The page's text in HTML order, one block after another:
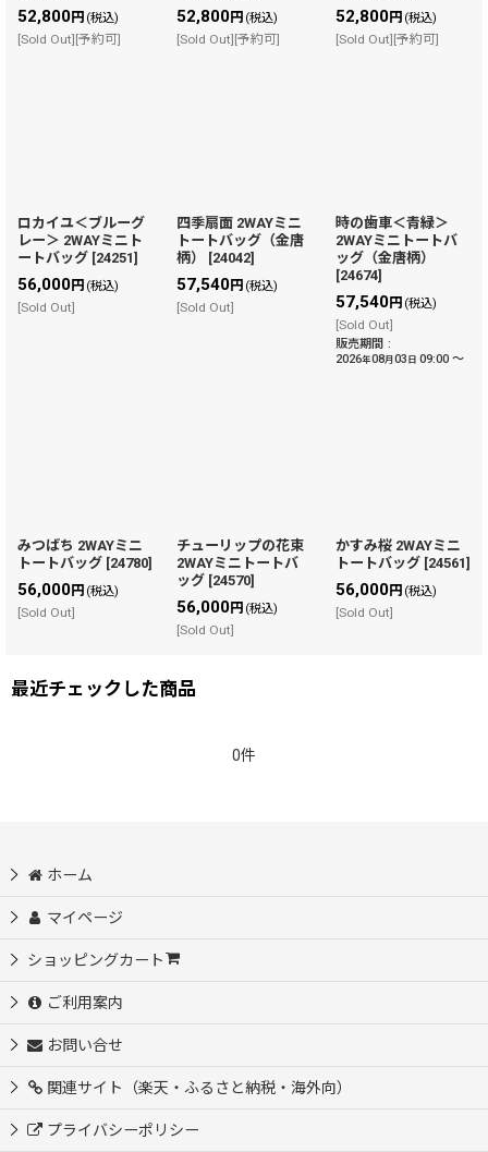
52,800円 (税込)
[Sold Out][予約可]
52,800円 (税込)
[Sold Out][予約可]
52,800円 (税込)
[Sold Out][予約可]
ロカイユ＜ブルーグ
レー＞ 2WAYミニト
ートバッグ [24251]
56,000円 (税込)
[Sold Out]
四季扇面 2WAYミニ
トートバッグ（金唐
柄）
[24042]
57,540円 (税込)
[Sold Out]
時の歯車＜青緑＞
2WAYミニトートバ
ッグ（金唐柄）
[24674]
57,540円 (税込)
[Sold Out]
販売期間 :
2026年08月 03 日 09:00 ～
みつばち 2WAYミニ
トートバッグ [24780]
56,000円 (税込)
[Sold Out]
チューリップの花束
2WAYミニトートバ
ッグ [24570]
56,000円 (税込)
[Sold Out]
かすみ桜 2WAYミニ
トートバッグ [24561]
56,000円 (税込)
[Sold Out]
最近チェックした商品
0件
ホーム
マイページ
ショッピングカート
ご利用案内
お問い合せ
関連サイト（楽天・ふるさと納税・海外向）
プライバシーポリシー